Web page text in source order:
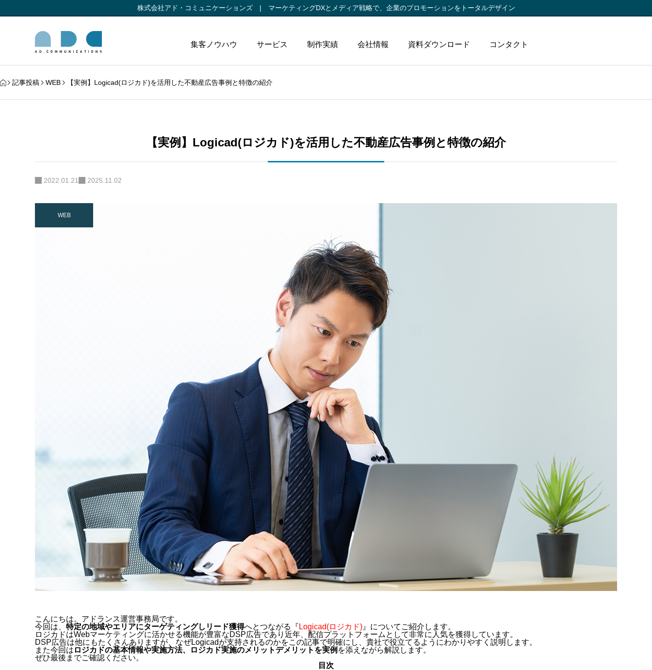
株式会社アド・コミュニケーションズ | マーケティングDXとメディア戦略で、 企業のプロモーションをトータルデザイン
集客ノウハウ サービス 制作実績 会社情報 資料ダウンロード コンタクト
記事投稿 WEB 【実例】Logicad(ロジカド)を活用した不動産広告事例と特徴の紹介
【実例】Logicad(ロジカド)を活用した不動産広告事例と特徴の紹介
2022.01.21 2025.11.02
WEB
こんにちは。アドランス運営事務局です。
今回は、 特定の地域やエリアにターゲティングしリード獲得へとつながる『 Logicad(ロジカド) 』についてご紹介します。
ロジカドはWebマーケティングに活かせる機能が豊富なDSP広告であり近年、配信プラットフォームとして非常に人気を獲得しています。
DSP広告は他にもたくさんありますが、なぜLogicadが支持されるのかをこの記事で明確にし、貴社で役立てるようにわかりやすく説明します。
また今回は ロジカドの基本情報や実施方法、ロジカド実施のメリットデメリットを実例 を添えながら解説します。
ぜひ最後までご確認ください。
目次